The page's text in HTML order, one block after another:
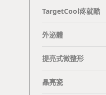
TargetCool疼就酷
外泌體
提亮式微整形
晶亮瓷